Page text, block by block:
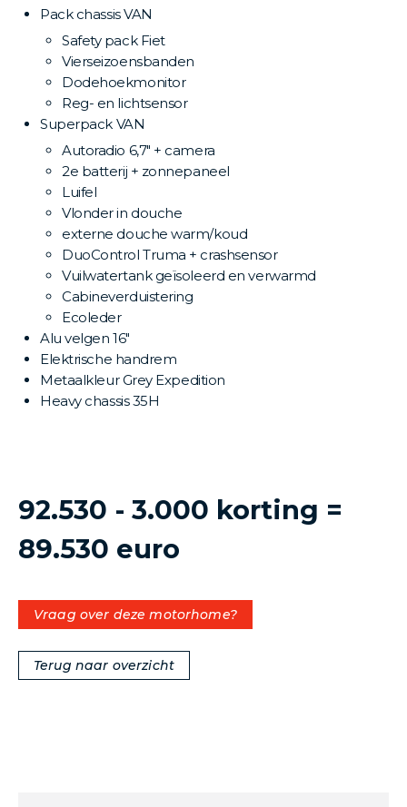
Pack chassis VAN
Safety pack Fiet
Vierseizoensbanden
Dodehoekmonitor
Reg- en lichtsensor
Superpack VAN
Autoradio 6,7" + camera
2e batterij + zonnepaneel
Luifel
Vlonder in douche
externe douche warm/koud
DuoControl Truma + crashsensor
Vuilwatertank geïsoleerd en verwarmd
Cabineverduistering
Ecoleder
Alu velgen 16"
Elektrische handrem
Metaalkleur Grey Expedition
Heavy chassis 35H
92.530 - 3.000 korting =
89.530 euro
Vraag over deze motorhome?
Terug naar overzicht